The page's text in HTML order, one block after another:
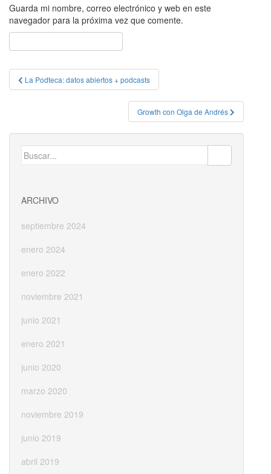
Guarda mi nombre, correo electrónico y web en este
navegador para la próxima vez que comente.
Navegación
de
La Podteca: datos abiertos + podcasts
Growth con Olga de Andrés
Buscar:
ARCHIVO
septiembre 2024
enero 2024
enero 2022
noviembre 2021
junio 2021
enero 2021
junio 2020
marzo 2020
noviembre 2019
junio 2019
abril 2019